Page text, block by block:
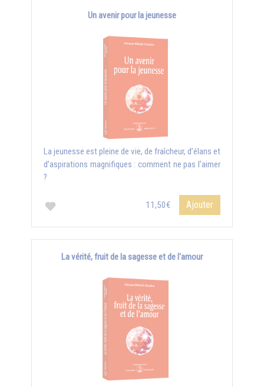
Un avenir pour la jeunesse
La jeunesse est pleine de vie, de fraîcheur, d’élans et
d’aspirations magnifiques : comment ne pas l’aimer
?
11,50€ Ajouter
La vérité, fruit de la sagesse et de l'amour